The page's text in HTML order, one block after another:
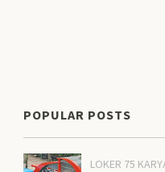
POPULAR POSTS
LOKER 75